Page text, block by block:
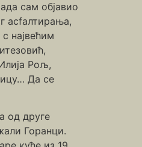
сам објавио
асfалтирања,
највећим
Рољ,
Да се
од друге
Горанци.